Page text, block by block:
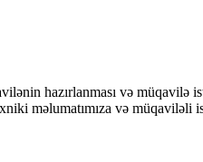
hazırlanması və müqavilə
məlumatımıza və